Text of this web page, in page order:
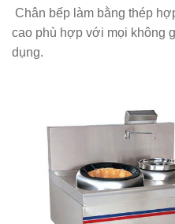
Chân bếp làm bằng thép
cao phù hợp với mọi không
dụng.